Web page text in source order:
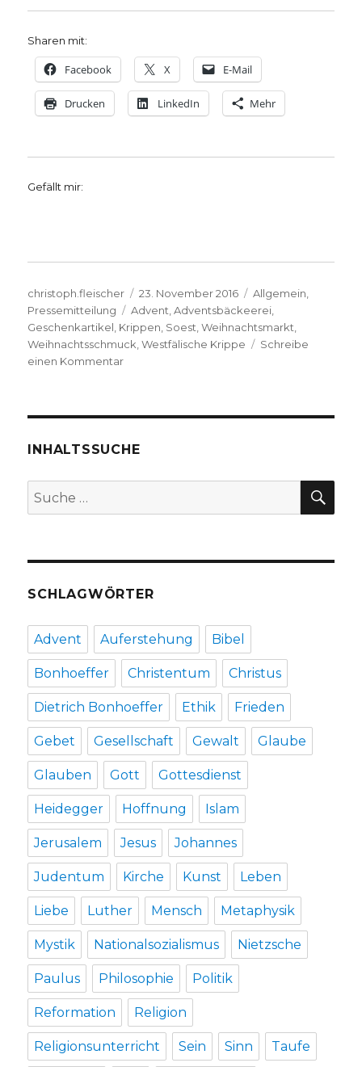
Sharen mit:
Facebook X E-Mail
Drucken LinkedIn Mehr
Gefällt mir:
Autor
christoph.fleischer
Veröffentlicht
am
23. November 2016 Kategorien
Allgemein,
Pressemitteilung
Schlagwörter
Advent,Adventsbäckeerei,
Geschenkartikel, Krippen, Soest,Weihnachtsmarkt,
Weihnachtsschmuck,Westfälische Krippe
Schreibe
einen Kommentarzu
eröffnet,
aus
INHALTSSUCHE
Suche
nach:
SCHLAGWÖRTER
Advent Auferstehung Bibel
Bonhoeffer Christentum Christus
Dietrich Bonhoeffer Ethik Frieden
Gebet Gesellschaft Gewalt Glaube
Glauben Gott Gottesdienst
Heidegger Hoffnung Islam
Jerusalem Jesus Johannes
Judentum Kirche Kunst Leben
Liebe Luther Mensch Metaphysik
Mystik Nationalsozialismus Nietzsche
Paulus Philosophie Politik
Reformation Religion
Religionsunterricht Sein Sinn Taufe